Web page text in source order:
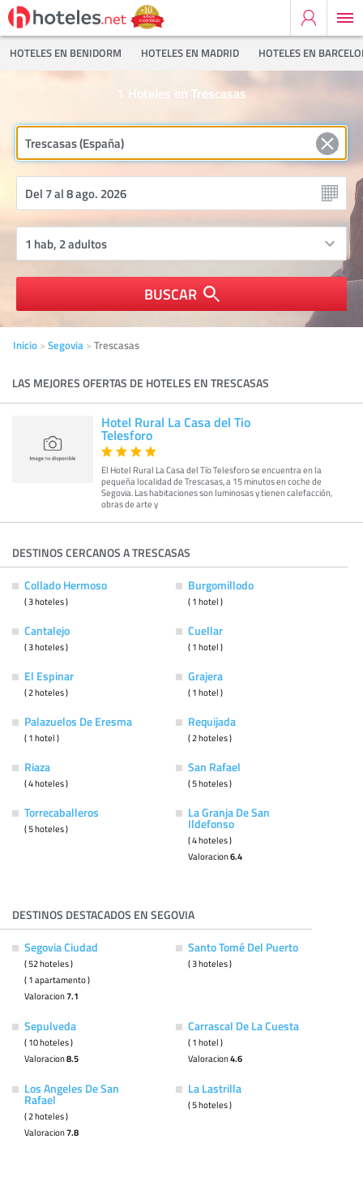
HOTELES EN BENIDORM HOTELES EN MADRID HOTELES EN
Hoteles en Trescasas
1
BUSCAR
Inicio Segovia Trescasas
LAS MEJORES OFERTAS DE HOTELES EN TRESCASAS
Hotel Rural La Casa del Tio
Telesforo
El Hotel Rural La Casa del Tío Telesforo se encuentra en la
pequeña localidad de Trescasas, a 15 minutos en coche de
Segovia. Las habitaciones son luminosas y tienen calefacción,
obras de arte y
DESTINOS CERCANOS A TRESCASAS
Collado Hermoso
( 3 hoteles )
Burgomillodo
( 1 hotel )
Cantalejo
( 3 hoteles )
Cuellar
( 1 hotel )
El Espinar
( 2 hoteles )
Grajera
( 1 hotel )
Palazuelos De Eresma
( 1 hotel )
Requijada
( 2 hoteles )
Riaza
( 4 hoteles )
San Rafael
( 5 hoteles )
Torrecaballeros
( 5 hoteles )
La Granja De San
Ildefonso
( 4 hoteles )
Valoracion6.4
DESTINOS DESTACADOS EN SEGOVIA
Segovia Ciudad
( 52 hoteles )
( 1 apartamento )
Valoracion7.1
Santo Tomé Del Puerto
( 3 hoteles )
Sepulveda
( 10 hoteles )
Valoracion8.5
Carrascal De La Cuesta
( 1 hotel )
Valoracion4.6
Los Angeles De San
Rafael
( 2 hoteles )
Valoracion7.8
La Lastrilla
( 5 hoteles )